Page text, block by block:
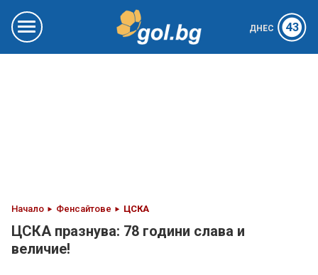
ДНЕС 43
Начало Фенсайтове ЦСКА
ЦСКА празнува: 78 години слава и
величие!